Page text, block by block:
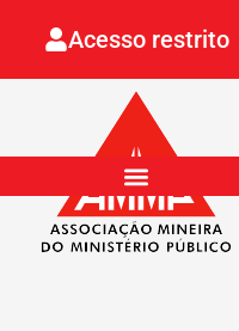
Acesso restrito